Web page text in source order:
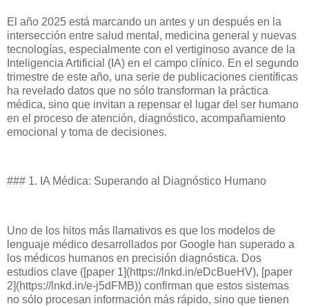
El año 2025 está marcando un antes y un después en la
intersección entre salud mental, medicina general y nuevas
tecnologías, especialmente con el vertiginoso avance de la
Inteligencia Artificial (IA) en el campo clínico. En el segundo
trimestre de este año, una serie de publicaciones científicas
ha revelado datos que no sólo transforman la práctica
médica, sino que invitan a repensar el lugar del ser humano
en el proceso de atención, diagnóstico, acompañamiento
emocional y toma de decisiones.
### 1. IA Médica: Superando al Diagnóstico Humano
Uno de los hitos más llamativos es que los modelos de
lenguaje médico desarrollados por Google han superado a
los médicos humanos en precisión diagnóstica. Dos
estudios clave ([paper 1](https://lnkd.in/eDcBueHV), [paper
2](https://lnkd.in/e-j5dFMB)) confirman que estos sistemas
no sólo procesan información más rápido, sino que tienen